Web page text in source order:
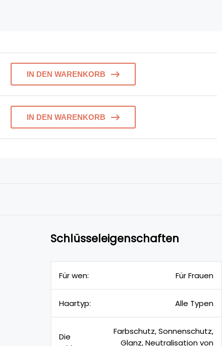
IN DEN WARENKORB
IN DEN WARENKORB
Schlüsseleigenschaften
Für wen: Für Frauen
Haartyp: Alle Typen
Die
Farbschutz, Sonnenschutz,
Glanz, Neutralisation von